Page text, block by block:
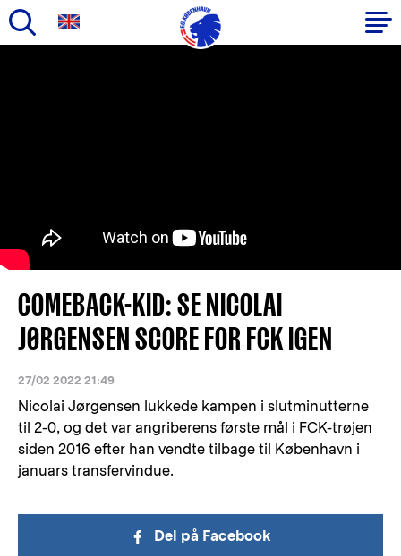
COMEBACK-KID: SE NICOLAI
JØRGENSEN SCORE FOR FCK IGEN
27/02 2022 21:49
Nicolai Jørgensen lukkede kampen i slutminutterne
til 2-0, og det var angriberens første mål i FCK-trøjen
siden 2016 efter han vendte tilbage til København i
januars transfervindue.
Del på Facebook